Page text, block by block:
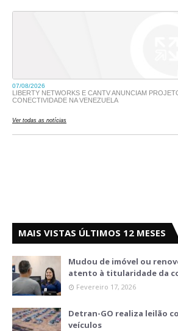
MAIS VISTAS ÚLTIMOS 12 MESES
Mudou de imóvel ou
atento à titularidade da
Fevereiro 17, 2026
Detran-GO realiza leilão
veículos